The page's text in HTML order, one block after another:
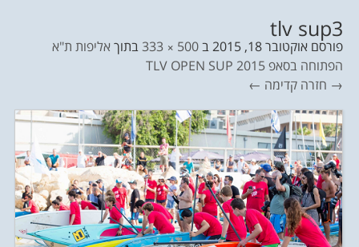
tlv sup3
פורסם אוקטובר 18, 2015 ב500 × 333 בתוךאליפות ת"א
הפתוחה בסאפ TLV OPEN SUP 2015
→ חזרה קדימה ←